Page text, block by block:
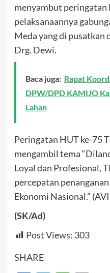
menyambut peringatan
pelaksanaannya
Meda yang di pusatkan
Drg. Dewi.
Baca juga: Rapat
DPW/DPD KAMIJO
Lahan
Peringatan HUT ke-75
mengambil tema
Loyal dan Profesional,
percepatan
Ekonomi Nasional.”
(SK/Ad)
Post Views: 303
SHARE